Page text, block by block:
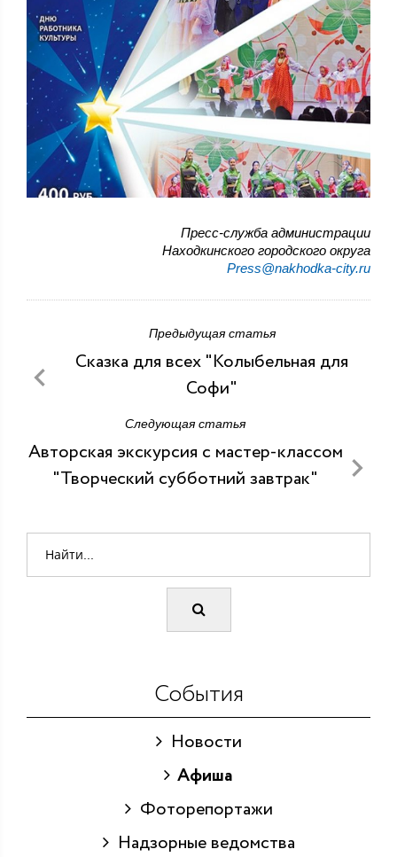
Пресс-служба администрации
Находкинского городского округа
Press@nakhodka-city.ru
Предыдущая статья
Сказка для всех "Колыбельная для
Софи"
Следующая статья
Авторская экскурсия с мастер-классом
"Творческий субботний завтрак"
События
Новости
Афиша
Фоторепортажи
Надзорные ведомства